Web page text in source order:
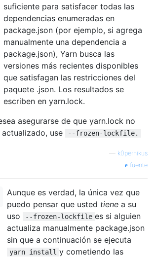
suficiente para satisfacer todas las
dependencias enumeradas en
package.json (por ejemplo, si agrega
manualmente una dependencia a
package.json), Yarn busca las
versiones más recientes disponibles
que satisfagan las restricciones del
paquete .json. Los resultados se
escriben en yarn.lock.
asegurarse de que yarn.lock no
actualizado, use
--frozen-lockfile.
k0pernikus
fuente
Aunque es verdad, la única vez que
puedo pensar que usted tiene a su
uso
--frozen-lockfile es si alguien
actualiza manualmente package.json
sin que a continuación se ejecuta
yarn install y cometiendo las